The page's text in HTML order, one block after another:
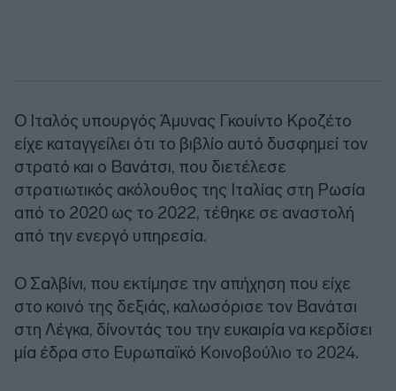
Ο Ιταλός υπουργός Άμυνας Γκουίντο Κροζέτο
είχε καταγγείλει ότι το βιβλίο αυτό δυσφημεί τον
στρατό και ο Βανάτσι, που διετέλεσε
στρατιωτικός ακόλουθος της Ιταλίας στη Ρωσία
από το 2020 ως το 2022, τέθηκε σε αναστολή
από την ενεργό υπηρεσία.
Ο Σαλβίνι, που εκτίμησε την απήχηση που είχε
στο κοινό της δεξιάς, καλωσόρισε τον Βανάτσι
στη Λέγκα, δίνοντάς του την ευκαιρία να κερδίσει
μία έδρα στο Ευρωπαϊκό Κοινοβούλιο το 2024.